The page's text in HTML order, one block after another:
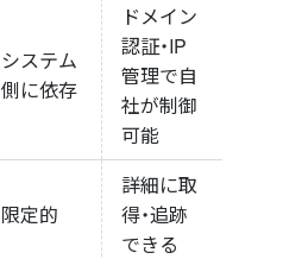
システム
側に依存
ドメイン
認証・IP
管理で自
社が制御
可能
限定的
詳細に取
得・追跡
できる